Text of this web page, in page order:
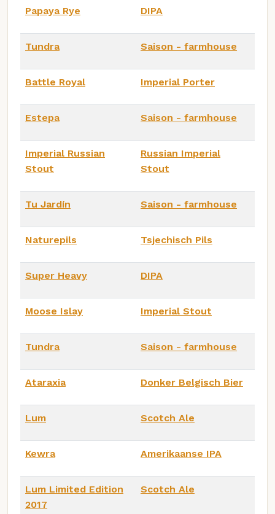
Papaya Rye DIPA
Tundra Saison - farmhouse
Battle Royal Imperial Porter
Estepa Saison - farmhouse
Imperial Russian
Stout
Russian Imperial
Stout
Tu Jardín Saison - farmhouse
Naturepils Tsjechisch Pils
Super Heavy DIPA
Moose Islay Imperial Stout
Tundra Saison - farmhouse
Ataraxia Donker Belgisch Bier
Lum Scotch Ale
Kewra Amerikaanse IPA
Lum Limited Edition
2017
Scotch Ale